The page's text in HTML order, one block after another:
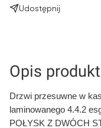
Udostępnij
Opis
Drzwi przesuwne w
laminowanego 4.4.2
POŁYSK Z DWÓCH